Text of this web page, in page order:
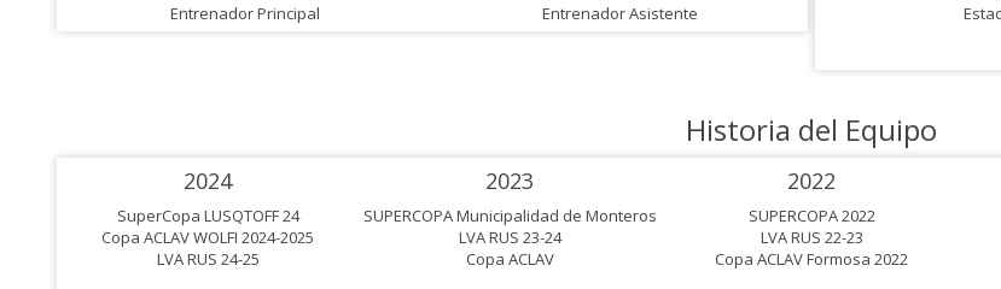
Entrenador Principal Entrenador Asistente
Historia del Equipo
2024
SuperCopa LUSQTOFF 24
Copa ACLAV WOLFI 2024-2025
LVA RUS 24-25
2023
SUPERCOPA Municipalidad de Monteros
LVA RUS 23-24
Copa ACLAV
2022
SUPERCOPA 2022
LVA RUS 22-23
Copa ACLAV Formosa 2022